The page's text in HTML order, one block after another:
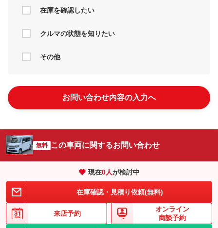
在庫を確認したい
クルマの状態を知りたい
その他
お問い合わせ内容の入力へ
無料 この車両に関するお問い合わせ
現在0人が検討中
在庫確認・見積り依頼(無料)
来店予約
オンライン
商談予約